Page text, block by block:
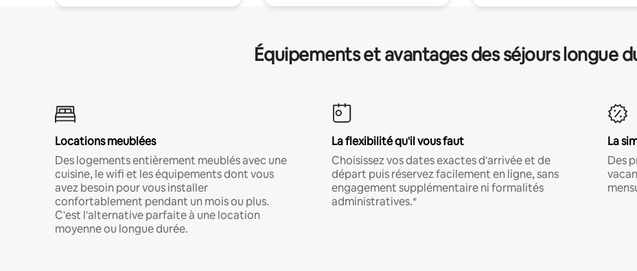
Équipements et avantages des séjours longue
Locations meublées
Des logements entièrement meublés avec une
cuisine, le wifi et les équipements dont vous
avez besoin pour vous installer
confortablement pendant un mois ou plus.
C'est l'alternative parfaite à une location
moyenne ou longue durée.
La flexibilité qu'il vous faut
Choisissez vos dates exactes d'arrivée et de
départ puis réservez facilement en ligne, sans
engagement supplémentaire ni formalités
administratives.*
La
Des